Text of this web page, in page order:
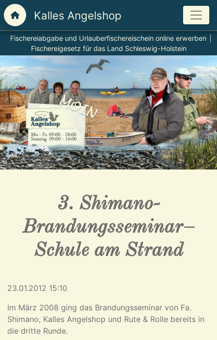
Fischereiabgabe und Urlauberfischereischein online erwerben
Fischereigesetz für das Land Schleswig-Holstein
3. Shimano-
Brandungsseminar–
Schule am Strand
23.01.2012 15:10
Im März 2008 ging das Brandungsseminar von Fa.
Shimano, Kalles Angelshop und Rute & Rolle bereits in
die dritte Runde.